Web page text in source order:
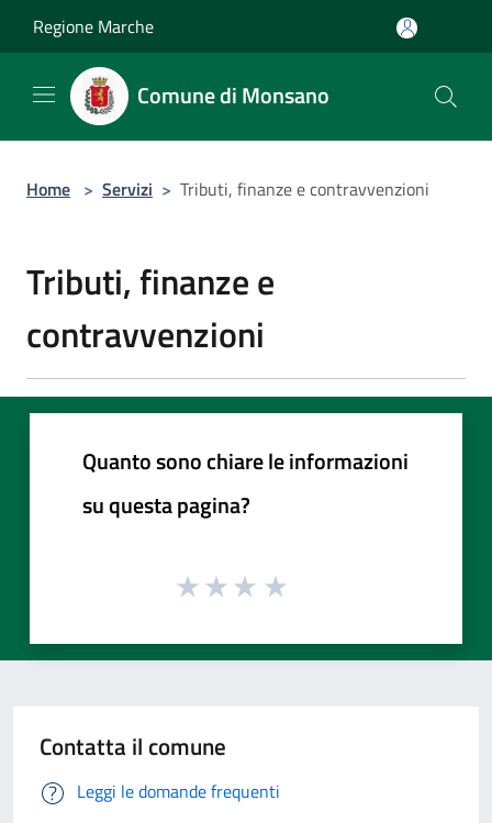
Regione Marche
Comune di Monsano
Home > Servizi > Tributi, finanze e contravvenzioni
Tributi, finanze e
contravvenzioni
Quanto sono chiare le informazioni
su questa pagina?
Contatta il comune
Leggi le domande frequenti